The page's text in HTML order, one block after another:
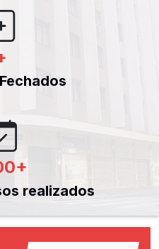
+
realizados